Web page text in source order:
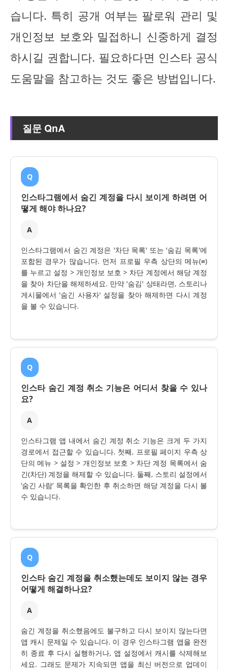
습니다. 특히 공개 여부는 팔로워 관리 및
개인정보 보호와 밀접하니 신중하게 결정
하시길 권합니다. 필요하다면 인스타 공식
도움말을 참고하는 것도 좋은 방법입니다.
질문 QnA
Q
인스타그램에서 숨긴 계정을 다시 보이게 하려면 어
떻게 해야 하나요?
A
인스타그램에서 숨긴 계정은 '차단 목록' 또는 '숨김 목록'에
포함된 경우가 많습니다. 먼저 프로필 우측 상단의 메뉴(≡)
를 누르고 설정 > 개인정보 보호 > 차단 계정에서 해당 계정
을 찾아 차단을 해제하세요. 만약 '숨김' 상태라면, 스토리나
게시물에서 '숨긴 사용자' 설정을 찾아 해제하면 다시 계정
을 볼 수 있습니다.
Q
인스타 숨긴 계정 취소 기능은 어디서 찾을 수 있나
요?
A
인스타그램 앱 내에서 숨긴 계정 취소 기능은 크게 두 가지
경로에서 접근할 수 있습니다. 첫째, 프로필 페이지 우측 상
단의 메뉴 > 설정 > 개인정보 보호 > 차단 계정 목록에서 숨
긴(차단) 계정을 해제할 수 있습니다. 둘째, 스토리 설정에서
‘숨긴 사람’ 목록을 확인한 후 취소하면 해당 계정을 다시 볼
수 있습니다.
Q
인스타 숨긴 계정을 취소했는데도 보이지 않는 경우
어떻게 해결하나요?
A
숨긴 계정을 취소했음에도 불구하고 다시 보이지 않는다면
앱 캐시 문제일 수 있습니다. 이 경우 인스타그램 앱을 완전
히 종료 후 다시 실행하거나, 앱 설정에서 캐시를 삭제해보
세요. 그래도 문제가 지속되면 앱을 최신 버전으로 업데이